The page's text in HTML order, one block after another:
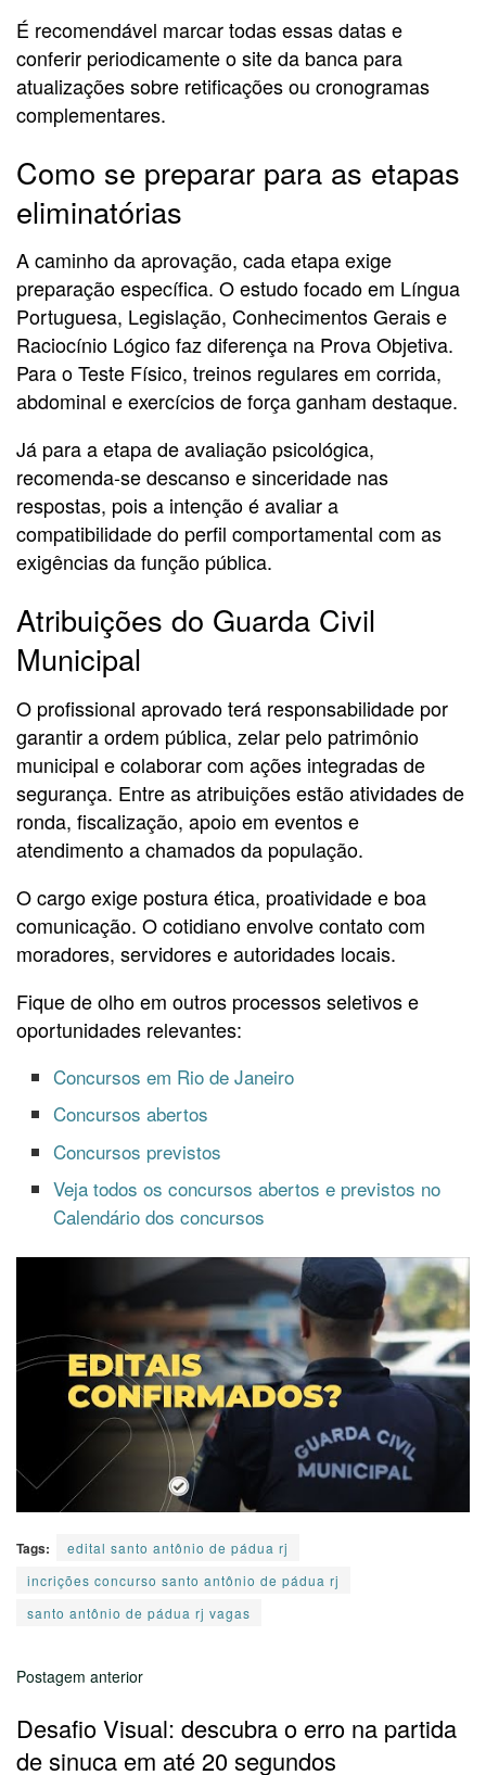
É recomendável marcar todas essas datas e
conferir periodicamente o site da banca para
atualizações sobre retificações ou cronogramas
complementares.
Como se preparar para as etapas
eliminatórias
A caminho da aprovação, cada etapa exige
preparação específica. O estudo focado em Língua
Portuguesa, Legislação, Conhecimentos Gerais e
Raciocínio Lógico faz diferença na Prova Objetiva.
Para o Teste Físico, treinos regulares em corrida,
abdominal e exercícios de força ganham destaque.
Já para a etapa de avaliação psicológica,
recomenda-se descanso e sinceridade nas
respostas, pois a intenção é avaliar a
compatibilidade do perfil comportamental com as
exigências da função pública.
Atribuições do Guarda Civil
Municipal
O profissional aprovado terá responsabilidade por
garantir a ordem pública, zelar pelo patrimônio
municipal e colaborar com ações integradas de
segurança. Entre as atribuições estão atividades de
ronda, fiscalização, apoio em eventos e
atendimento a chamados da população.
O cargo exige postura ética, proatividade e boa
comunicação. O cotidiano envolve contato com
moradores, servidores e autoridades locais.
Fique de olho em outros processos seletivos e
oportunidades relevantes:
Concursos em Rio de Janeiro
Concursos abertos
Concursos previstos
Veja todos os concursos abertos e previstos no
Calendário dos concursos
Tags:
edital santo antônio de pádua rj
incrições concurso santo antônio de pádua rj
santo antônio de pádua rj vagas
Postagem anterior
Desafio Visual: descubra o erro na partida
de sinuca em até 20 segundos